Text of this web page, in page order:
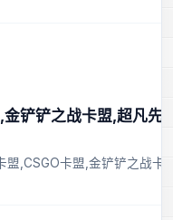
铲铲之战卡盟,超凡先
盟,CSGO卡盟,金铲铲之战